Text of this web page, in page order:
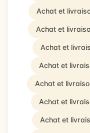
Achat et
Achat et
Achat et
Achat et
Achat et
Achat et
Achat et